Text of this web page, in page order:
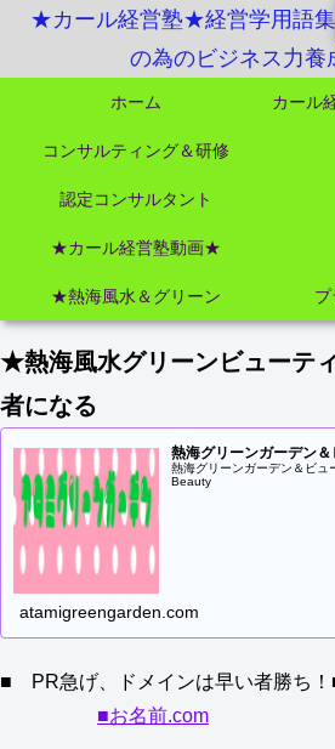
★カール経営塾★経営学用語集
の為のビジネス力養
ホーム
コンサルティング＆研修
認定コンサルタント
★カール経営塾動画★
★熱海風水＆グリーン
★熱海風水グリーンビューテ
者になる
熱海グリーンガーデン＆
熱海グリーンガーデン＆ビ
Beauty
atamigreengarden.com
■ PR急げ、ドメインは早い者勝ち！
■お名前.com